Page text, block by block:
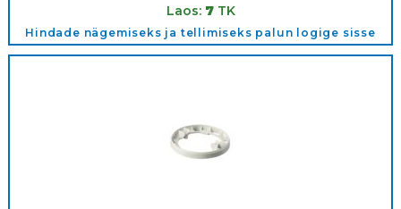
Laos: 7TK
Hindade nägemiseks ja tellimiseks palun logige sisse